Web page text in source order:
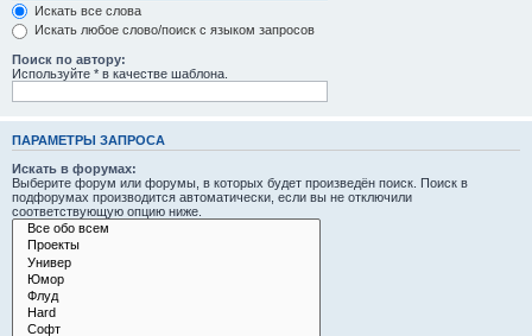
Искать все слова
Искать любое слово/поиск с языком запросов
Поиск по автору:
Используйте * в качестве шаблона.
ПАРАМЕТРЫ ЗАПРОСА
Искать в форумах:
Выберите форум или форумы, в которых будет произведён поиск. Поиск в
подфорумах производится автоматически, если вы не отключили
соответствующую опцию ниже.